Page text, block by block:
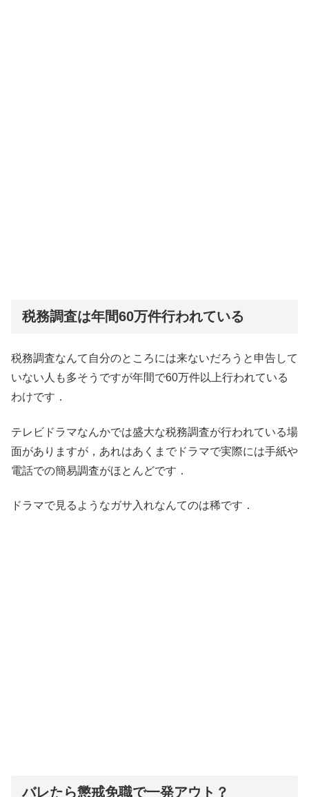
税務調査は年間60万件行われている
税務調査なんて自分のところには来ないだろうと申告して
いない人も多そうですが年間で60万件以上行われている
わけです．
テレビドラマなんかでは盛大な税務調査が行われている場
面がありますが，あれはあくまでドラマで実際には手紙や
電話での簡易調査がほとんどです．
ドラマで見るようなガサ入れなんてのは稀です．
バレたら懲戒免職で一発アウト？